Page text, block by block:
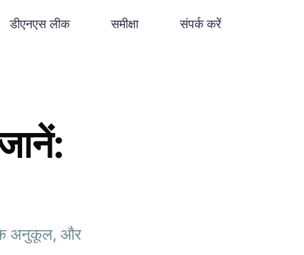
डीएनएस लीक समीक्षा संपर्क करें
के अनुकूल, और